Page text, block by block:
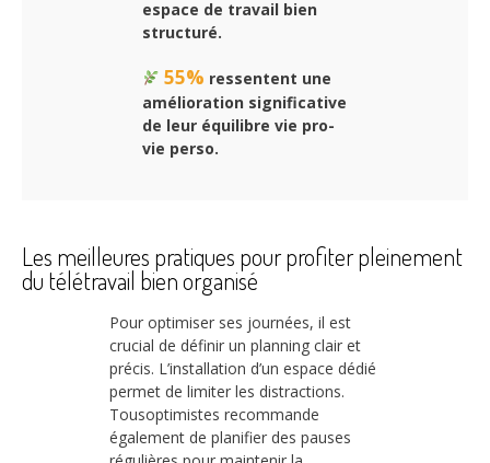
espace de travail bien
structuré.
55% ressentent une
amélioration significative
de leur équilibre vie pro-
vie perso.
Les meilleures pratiques pour profiter pleinement
du télétravail bien organisé
Pour optimiser ses journées, il est
crucial de définir un planning clair et
précis. L’installation d’un espace dédié
permet de limiter les distractions.
Tousoptimistes recommande
également de planifier des pauses